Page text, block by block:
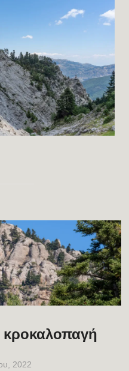
2022